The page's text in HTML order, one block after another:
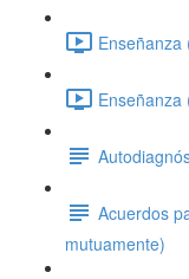
Enseñanza
Enseñanza
Acuerdos
mutuamente)